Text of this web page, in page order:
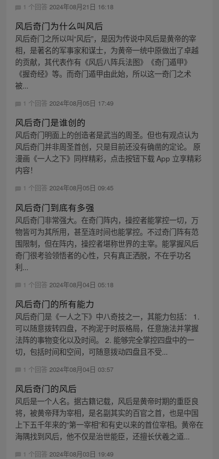
1 个回答 2024年08月21日 16:18
风后奇门为什么叫风后
风后奇门之所以叫“风后”，是因为传说中风后是黄帝的宰
相，是著名的军事家和谋士，为黄帝一统中原做出了卓越
的贡献，其代表作有《风后八阵兵法图》《奇门遁甲》
《握奇经》等。而奇门遁甲由此始，所以这一奇门之术
被...
1 个回答 2024年08月05日 17:49
风后奇门是谁创的
风后奇门明面上的创造者是武当的周圣。但也有观点认为
风后奇门并非周圣首创，只是目前还没有确凿的定论。 原
漫画《一人之下》同样精彩，点击按钮下载 App 立享精彩
内容！
1 个回答 2024年08月05日 09:45
风后奇门到底有多强
风后奇门非常强大。在奇门阵内，操控者能掌控一切，万
物皆可为其所用，甚至连时间也能掌控。不过奇门阵有范
围限制，但在阵内，操控者堪称世界的主宰。能掌握风后
奇门很考验领悟者的心性，只有真正洒脱，不在乎功名
利...
1 个回答 2024年08月04日 05:18
风后奇门的所有能力
风后奇门是《一人之下》中八奇技之一，其能力包括： 1.
可以随意拨转四盘，不拘泥于时辰格局，任意施法并掌握
法阵的事物变化以及时间。 2. 能够完全掌控四盘中的一
切，包括时间和空间，可随意拨动四盘且不受...
1 个回答 2024年08月04日 03:57
风后奇门的风后
风后是一个人名。据古籍记载，风后是黄帝时期的重臣良
将，被黄帝拜为宰相，是名副其实的百官之首，也是中国
上下五千年来的“第一宰相”和有史以来的首位宰相。黄帝在
海隅找到风后，他不仅是治世能臣，还擅长伏羲之道...
1 个回答 2024年08月03日 19:49